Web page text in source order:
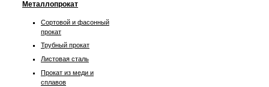
Металлопрокат
Сортовой и фасонный
прокат
Трубный прокат
Листовая сталь
Прокат из меди и
сплавов